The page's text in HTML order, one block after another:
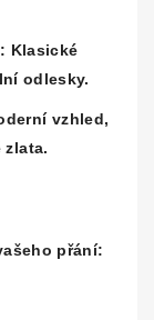
Klasické
odlesky.
vzhled,
zlata.
přání: